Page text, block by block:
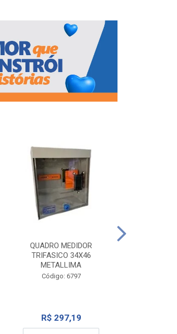
QUADRO MEDIDOR
TRIFASICO 34X46
METALLIMA
Código: 6797
R$ 297,19